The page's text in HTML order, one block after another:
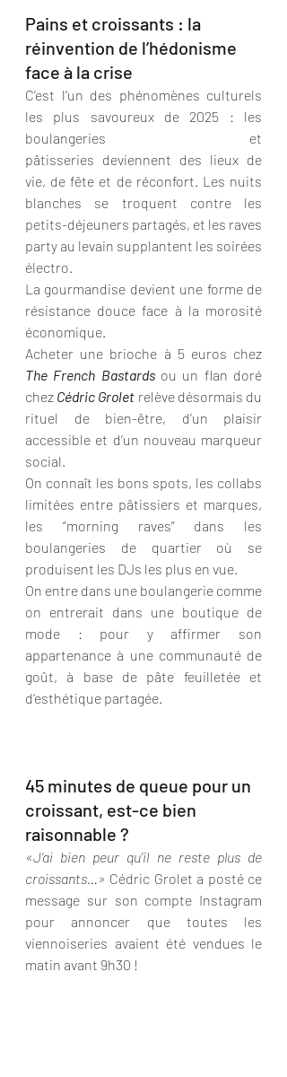
Pains et croissants : la
réinvention de l’hédonisme
face à la crise
C’est l’un des phénomènes culturels
les plus savoureux de 2025 : les
boulangeries et
pâtisseries deviennent des lieux de
vie, de fête et de réconfort. Les nuits
blanches se troquent contre les
petits-déjeuners partagés, et les raves
party au levain supplantent les soirées
électro.
La gourmandise devient une forme de
résistance douce face à la morosité
économique.
The French Bastards ou un flan doré
chez Cédric Grolet relève désormais du
rituel de bien-être, d’un plaisir
accessible et d’un nouveau marqueur
social.
On connaît les bons spots, les collabs
limitées entre pâtissiers et marques,
les “morning raves” dans les
boulangeries de quartier où se
produisent les DJs les plus en vue.
On entre dans une boulangerie comme
on entrerait dans une boutique de
mode : pour y affirmer son
appartenance à une communauté de
goût, à base de pâte feuilletée et
d’esthétique partagée.
45 minutes de queue pour un
croissant, est-ce bien
raisonnable ?
«J‘ai bien peur qu’il ne reste plus de
croissants…» Cédric Grolet a posté ce
message sur son compte Instagram
pour annoncer que toutes les
viennoiseries avaient été vendues le
matin avant 9h30 !